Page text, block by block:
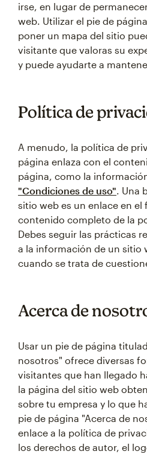
irse, en lugar de
web. Utilizar el pie de
poner un mapa del sitio
visitante que valoras su
y puede ayudarte a
Política de
A menudo, la política de
página enlaza con el
página, como la
"Condiciones de uso". Una
sitio web es un enlace en el
contenido completo de la
Debes seguir las prácticas
a la información de un sitio
cuando se trata de
Acerca de
Usar un pie de página
nosotros" ofrece diversas
visitantes que han llegado
la página del sitio web
sobre tu empresa y lo que
pie de página "Acerca de
enlace a la política de
los derechos de autor, el